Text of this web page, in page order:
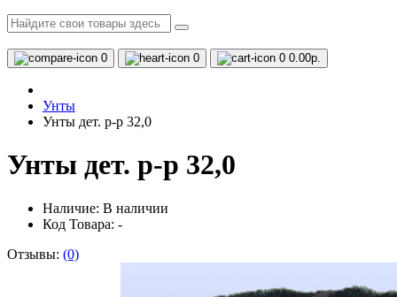
0 0 0 0.00р.
Унты
Унты дет. р-р 32,0
Унты дет. р-р 32,0
Наличие: В наличии
Код Товара: -
Отзывы: (0)